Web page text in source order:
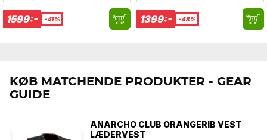
1599:- -41% 1399:- -48%
KØB MATCHENDE PRODUKTER - GEAR
GUIDE
ANARCHO CLUB ORANGERIB VEST
LÆDERVEST